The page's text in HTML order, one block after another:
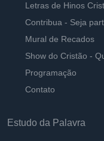
Letras de Hinos
Contribua - Seja
Mural de Recados
Show do Cristão -
Programação
Contato
Estudo da Palavra